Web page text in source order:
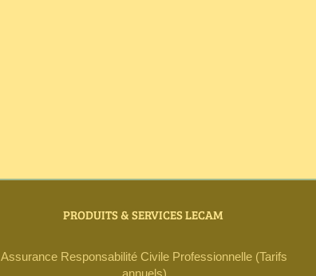
PRODUITS & SERVICES LECAM
Assurance Responsabilité Civile Professionnelle (Tarifs